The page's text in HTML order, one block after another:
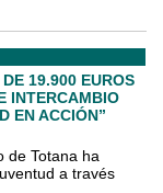
19.900 EUROS
INTERCAMBIO
EN ACCIÓN”
de Totana ha
a través